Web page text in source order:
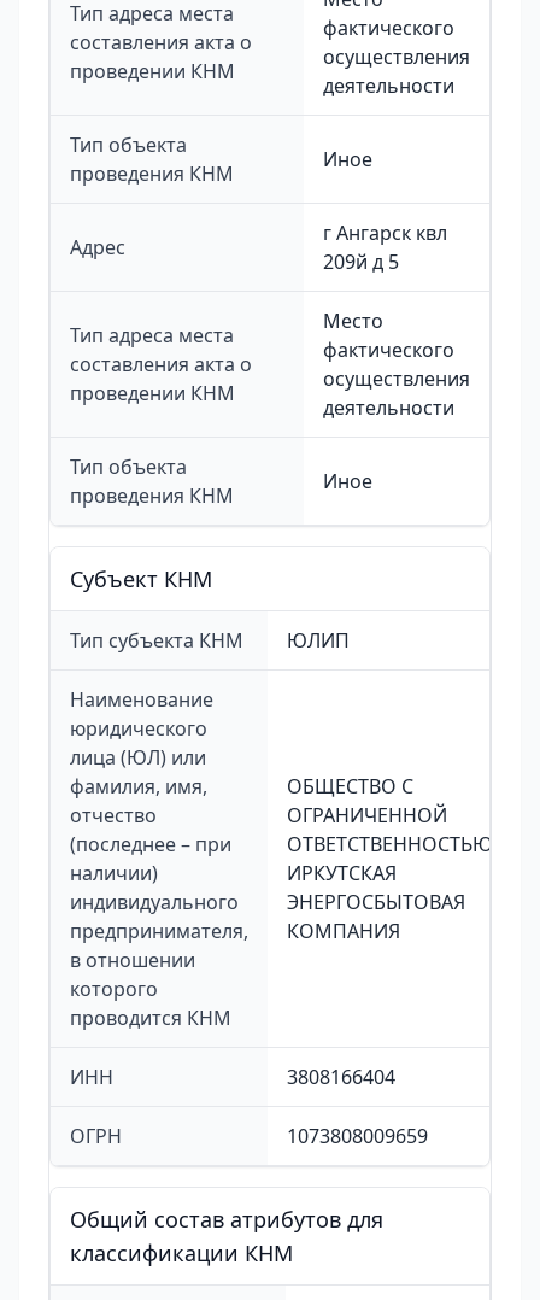
Тип адреса места
составления акта о
проведении КНМ
фактического
осуществления
деятельности
Тип объекта
проведения КНМ
Иное
Адрес
г Ангарск квл
209й д 5
Тип адреса места
составления акта о
проведении КНМ
Место
фактического
осуществления
деятельности
Тип объекта
проведения КНМ
Иное
Cубъект КНМ
Тип субъекта КНМ ЮЛИП
Наименование
юридического
лица (ЮЛ) или
фамилия, имя,
отчество
(последнее – при
наличии)
индивидуального
предпринимателя,
в отношении
которого
проводится КНМ
ОБЩЕСТВО С
ОГРАНИЧЕННОЙ
ОТВЕТСТВЕННОСТЬЮ
ИРКУТСКАЯ
ЭНЕРГОСБЫТОВАЯ
КОМПАНИЯ
ИНН 3808166404
ОГРН 1073808009659
Общий состав атрибутов для
классификации КНМ